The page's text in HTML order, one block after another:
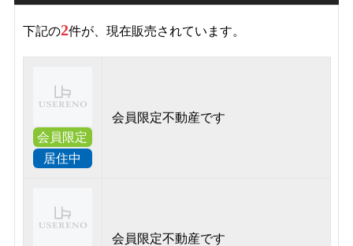
下記の2件が、現在販売されています。
会員限定
居住中
会員限定不動産です
会員限定不動産です